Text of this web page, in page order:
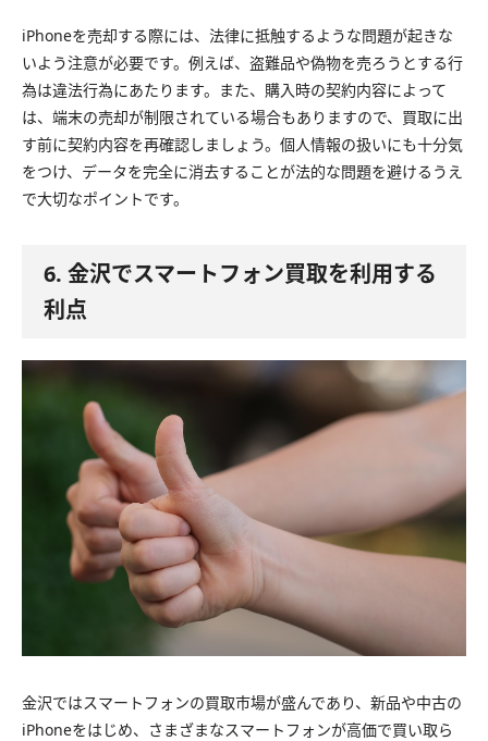
iPhoneを売却する際には、法律に抵触するような問題が起きな
いよう注意が必要です。例えば、盗難品や偽物を売ろうとする行
為は違法行為にあたります。また、購入時の契約内容によって
は、端末の売却が制限されている場合もありますので、買取に出
す前に契約内容を再確認しましょう。個人情報の扱いにも十分気
をつけ、データを完全に消去することが法的な問題を避けるうえ
で大切なポイントです。
6. 金沢でスマートフォン買取を利用する
利点
金沢ではスマートフォンの買取市場が盛んであり、新品や中古の
iPhoneをはじめ、さまざまなスマートフォンが高価で買い取ら